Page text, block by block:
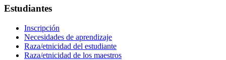
Estudiantes
Inscripción
Necesidades de aprendizaje
Raza/etnicidad del estudiante
Raza/etnicidad de los maestros